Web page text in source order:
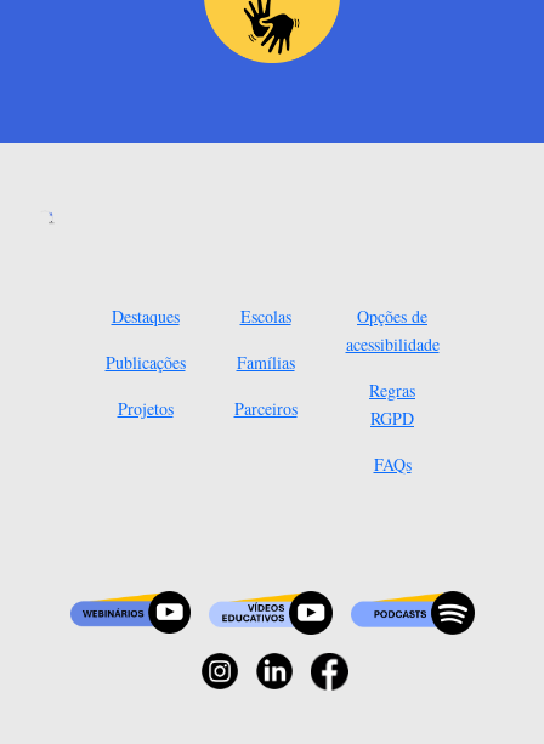
Destaques
Publicações
Projetos
Escolas
Famílias
Parceiros
Opções de
acessibilidade
Regras
RGPD
FAQs